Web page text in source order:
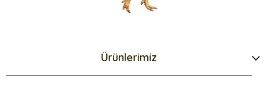
Ürünlerimiz